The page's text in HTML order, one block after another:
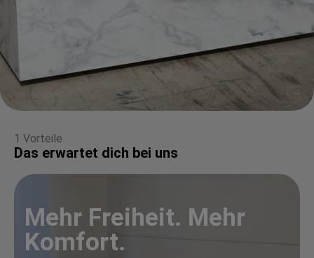
1 Vorteile
Das erwartet dich bei uns
Mehr Freiheit. Mehr
Komfort.